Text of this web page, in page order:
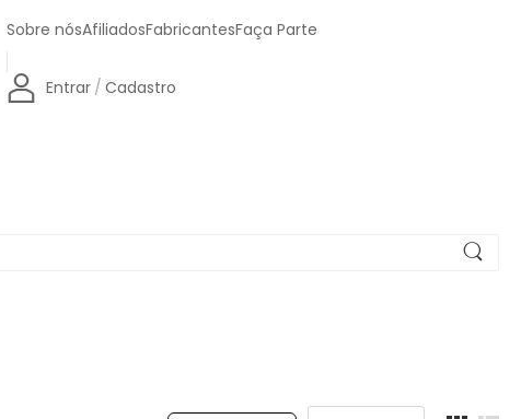
Sobre nósAfiliadosFabricantesFaça Parte
Entrar / Cadastro